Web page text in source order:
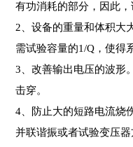
有功消耗的部分，因此，
2、设备的重量和体积大
需试验容量的1/Q，使得
3、改善输出电压的波形
击穿。
4、防止大的短路电流烧
并联谐振或者试验变压